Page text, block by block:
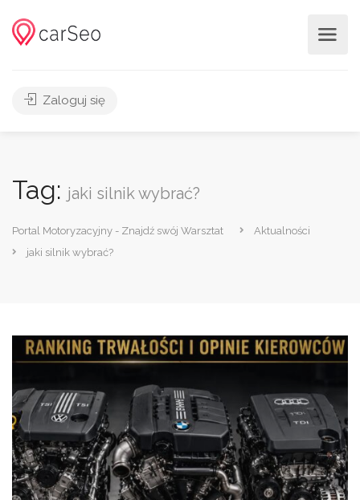
Zaloguj się
Tag: jaki silnik wybrać?
Portal Motoryzacyjny - Znajdź swój Warsztat
Aktualności
jaki silnik wybrać?